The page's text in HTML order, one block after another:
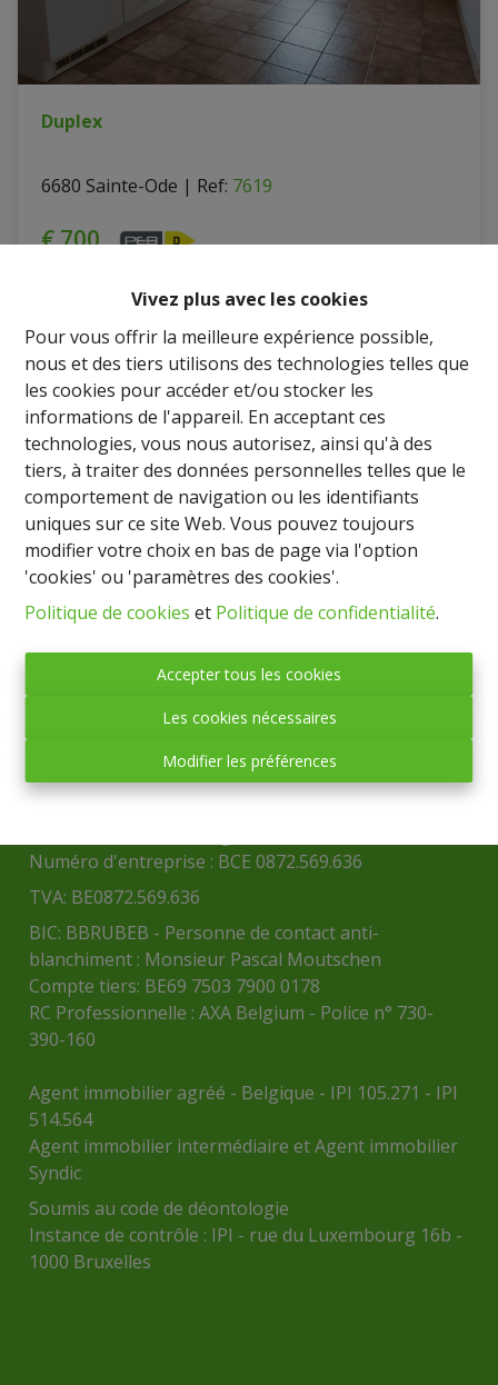
Vivez plus avec les cookies
Pour vous offrir la meilleure expérience possible,
nous et des tiers utilisons des technologies telles que
les cookies pour accéder et/ou stocker les
informations de l'appareil. En acceptant ces
technologies, vous nous autorisez, ainsi qu'à des
tiers, à traiter des données personnelles telles que le
comportement de navigation ou les identifiants
uniques sur ce site Web. Vous pouvez toujours
modifier votre choix en bas de page via l'option
'cookies' ou 'paramètres des cookies'.
Politique de cookies et Politique de confidentialité.
Accepter tous les cookies
Les cookies nécessaires
Modifier les préférences
Duplex
6680 Sainte-Ode | Ref: 7619
€ 700
110 m²
IMMO BASTOGNE
(société anonyme)
Place Mc Auliffe, 43 - 6600 BASTOGNE
Tél. : 061/21.70.91
Numéro d'entreprise : BCE 0872.569.636
TVA: BE0872.569.636
BIC: BBRUBEB - Personne de contact anti-
blanchiment : Monsieur Pascal Moutschen
Compte tiers: BE69 7503 7900 0178
RC Professionnelle : AXA Belgium - Police n° 730-
390-160
Agent immobilier agréé - Belgique - IPI 105.271 - IPI
514.564
Agent immobilier intermédiaire et Agent immobilier
Syndic
Soumis au code de déontologie
Instance de contrôle : IPI - rue du Luxembourg 16b -
1000 Bruxelles